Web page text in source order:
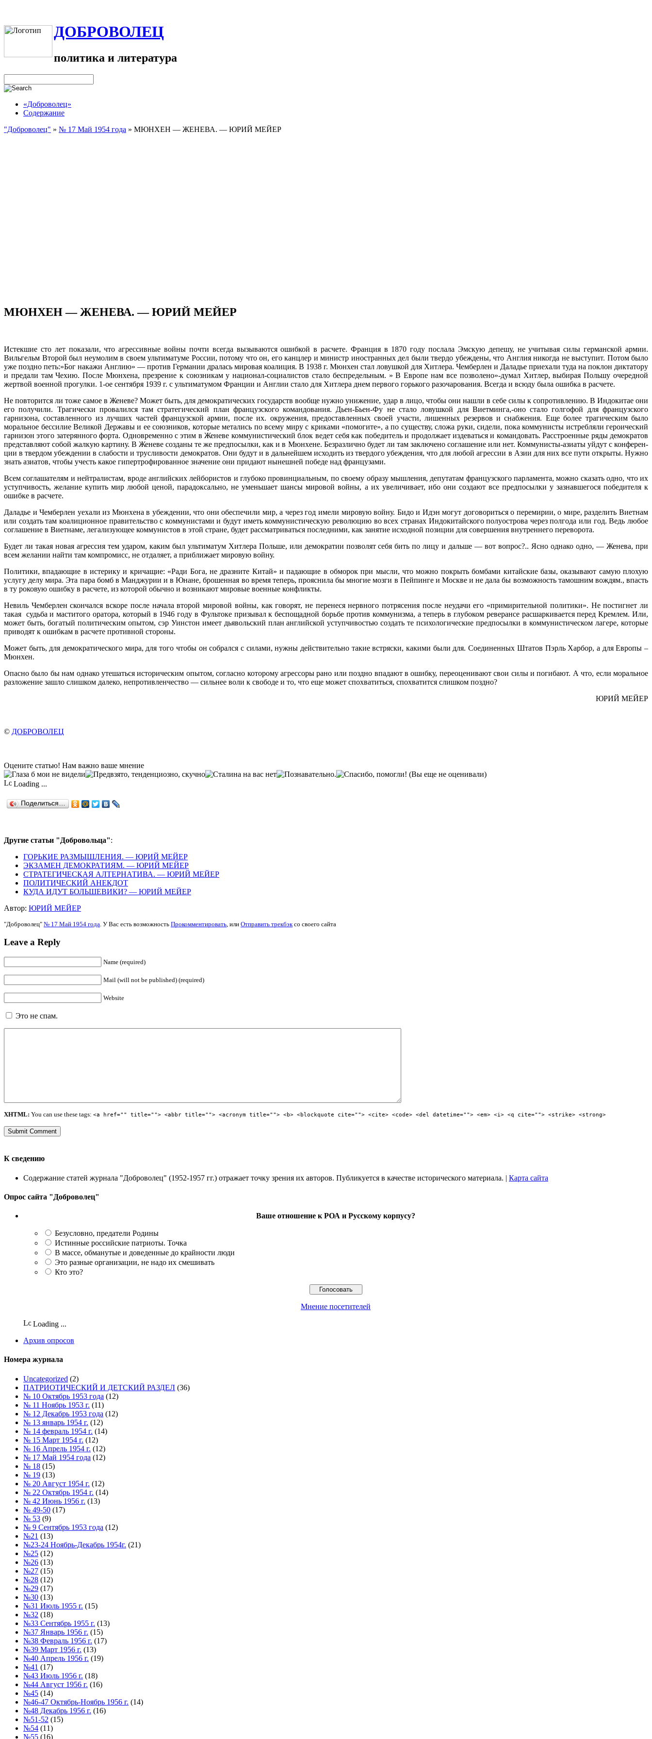
ДОБРОВОЛЕЦ
политика и литература
«Доброволец»
Содержание
"Доброволец" » № 17 Май 1954 года » МЮНХЕН — ЖЕНЕВА. — ЮРИЙ МЕЙЕР
МЮНХЕН — ЖЕНЕВА. — ЮРИЙ МЕЙЕР
Истекшие сто лет показали, что агрессивные войны почти всегда вызы­ваются ошибкой в расчете. Франция в 1870 году послала Эмскую депешу, не учитывая силы германской армии.
Вильгельм Второй был неумолим в своем ультиматуме России, потому что он, его канцлер и министр иностранных дел были твердо убеждены, что Англия никогда не выступит. Потом было
уже поздно петь:»Бог накажи Англию» — против Германии дралась мировая коалиция. В 1938 г. Мюнхен стал ловушкой для Хитлера. Чемберлен и Даладье приехали туда на поклон диктатору
и предали там Чехию. После Мюнхе­на, презрение к союзникам у национал-социалистов стало беспредельным. » В Европе нам все позволено»-думал Хитлер, выбирая Польшу очередной
жертвой военной прогулки. 1-ое сентября 1939 г. с ультиматумом Франции и Англии стало для Хитлера днем первого горького разочарования. Всегда и всюду была ошибка в расчете.
Не повторится ли тоже самое в Женеве? Может быть, для демократичес­ких государств вообще нужно унижение, удар в лицо, чтобы они нашли в себе силы к сопротивлению. В Индокитае они
его получили. Трагически про­валился там стратегический план французского командования. Дьен-Бьен-Фу не стало ловушкой для Виетминга,-оно стало голгофой для французского
гарнизона, составленного из лучших частей французской армии, после их. окружения, предоставленных своей участи, лишенных резервов и снабжения. Еще более трагическим было
моральное бессилие Великой Державы и ее со­юзников, которые метались по всему миру с криками «помогите», а по су­ществу, сложа руки, сидели, пока коммунисты истребляли героический
гар­низон этого затерянного форта. Одновременно с этим в Женеве коммунисти­ческий блок ведет себя как победитель и продолжает издеваться и коман­довать. Расстроенные ряды демократов
представляют собой жалкую картину. В Женеве созданы те же предпосылки, как и в Мюнхене. Безразлично будет ли там заключено соглашение или нет. Коммунисты-азиаты уйдут с конферен­
ции в твердом убеждении в слабости и трусливости демократов. Они будут и в дальнейшем исходить из твердого убеждения, что для любой агрессии в Азии для них все пути открыты. Нужно
знать азиатов, чтобы учесть ка­кое гипертрофированное значение они придают нынешней победе над фран­цузами.
Всем соглашателям и нейтралистам, вроде английских лейбористов и глубоко провинциальным, по своему образу мышления, депутатам французско­го парламента, можно сказать одно, что их
уступчивость, желание купить мир любой ценой, парадоксально, не уменьшает шансы мировой войны, а их увеличивает, ибо они создают все предпосылки у зазнавшегося победителя к
ошибке в расчете.
Даладье и Чемберлен уехали из Мюнхена в убеждении, что они обеспе­чили мир, а через год имели мировую войну. Бидо и Идэн могут договорить­ся о перемирии, о мире, разделить Виетнам
или создать там коалиционное правительство с коммунистами и будут иметь коммунистическую революцию во всех странах Индокитайского полуострова через полгода или год. Ведь любое
соглашение в Виетнаме, легализующее коммунистов в этой стране, будет рассматриваться последними, как занятие исходной позиции для со­вершения внутреннего переворота.
Будет ли такая новая агрессия тем ударом, каким был ультиматум Хит­лера Польше, или демократии позволят себя бить по лицу и дальше — вот вопрос?.. Ясно однако одно, — Женева, при
всем желании найти там компро­мисс, не отдаляет, а приближает мировую войну.
Политики, впадающие в истерику и кричащие: «Ради Бога, не дразните Китай» и падающие в обморок при мысли, что можно покрыть бомбами китай­ские базы, оказывают самую плохую
услугу делу мира. Эта пара бомб в Манджурии и в Юнане, брошенная во время теперь, прояснила бы многие мозги в Пейпинге и Москве и не дала бы возможность тамошним вождям., впасть
в ту роковую ошибку в расчете, из которой обычно и возникают ми­ровые военные конфликты.
Невиль Чемберлен скончался вскоре после начала второй мировой вой­ны, как говорят, не перенеся нервного потрясения после неудачи его «при­мирительной политики». Не постигнет ли
такая судьба и маститого оратора, который в 1946 году в Фультоке призывал к беспощадной борьбе против коммунизма, а теперь в глубоком реверансе расшаркивается перед Кремлем. Или,
может быть, богатый политическим опытом, сэр Уинстон имеет дьявольский план английской уступчивостью создать те психологические предпосылки в коммунистическом лагере, которые
приводят к ошибкам в расчете про­тивной стороны.
Может быть, для демократического мира, для того чтобы он собрался с силами, нужны действительно такие встряски, какими были для. Соединен­ных Штатов Пэрль Харбор, а для Европы –
Мюнхен.
Опасно было бы нам однако утешаться историческим опытом, согласно которому агрессоры рано или поздно впадают в ошибку, переоценивают свои силы и погибают. А что, если моральное
разложение зашло слишком далеко, непротивленчество — сильнее воли к свободе и то, что еще может спохва­титься, спохватится слишком поздно?
ЮРИЙ МЕЙЕР
© ДОБРОВОЛЕЦ
Оцените статью! Нам важно ваше мнение
(Вы еще не оценивали)
Loading ...
Поделиться…
Другие статьи "Добровольца":
ГОРЬКИЕ РАЗМЫШЛЕНИЯ. — ЮРИЙ МЕЙЕР
ЭКЗАМЕН ДЕМОКРАТИЯМ. — ЮРИЙ МЕЙЕР
СТРАТЕГИЧЕСКАЯ АЛТЕРНАТИВА. — ЮРИЙ МЕЙЕР
ПОЛИТИЧЕСКИЙ АНЕКДОТ
КУДА ИДУТ БОЛЬШЕВИКИ? — ЮРИЙ МЕЙЕР
Автор: ЮРИЙ МЕЙЕР
"Доброволец" № 17 Май 1954 года . У Вас есть возможность Прокомментировать , или Отправить трекбэк со своего сайта
Leave a Reply
Name (required)
Mail (will not be published) (required)
Website
Это не спам.
XHTML: You can use these tags: <a href="" title=""> <abbr title=""> <acronym title=""> <b> <blockquote cite=""> <cite> <code> <del datetime=""> <em> <i> <q cite=""> <strike> <strong>
К сведению
Содержание статей журнала "Доброволец" (1952-1957 гг.) отражает точку зрения их авторов. Публикуется в качестве исторического материала. | Карта сайта
Опрос сайта "Доброволец"
Ваше отношение к РОА и Русскому корпусу?
Безусловно, предатели Родины
Истинные российские патриоты. Точка
В массе, обманутые и доведенные до крайности люди
Это разные организации, не надо их смешивать
Кто это?
Мнение посетителей
Loading ...
Архив опросов
Номера журнала
Uncategorized (2)
ПАТРИОТИЧЕСКИЙ И ДЕТСКИЙ РАЗДЕЛ (36)
№ 10 Октябрь 1953 года (12)
№ 11 Ноябрь 1953 г. (11)
№ 12 Декабрь 1953 года (12)
№ 13 январь 1954 г. (12)
№ 14 февраль 1954 г. (14)
№ 15 Март 1954 г. (12)
№ 16 Апрель 1954 г. (12)
№ 17 Май 1954 года (12)
№ 18 (15)
№ 19 (13)
№ 20 Август 1954 г. (12)
№ 22 Октябрь 1954 г. (14)
№ 42 Июнь 1956 г. (13)
№ 49-50 (17)
№ 53 (9)
№ 9 Сентябрь 1953 года (12)
№21 (13)
№23-24 Ноябрь-Декабрь 1954г. (21)
№25 (12)
№26 (13)
№27 (15)
№28 (12)
№29 (17)
№30 (13)
№31 Июль 1955 г. (15)
№32 (18)
№33 Сентябрь 1955 г. (13)
№37 Январь 1956 г. (15)
№38 Февраль 1956 г. (17)
№39 Март 1956 г. (13)
№40 Апрель 1956 г. (19)
№41 (17)
№43 Июль 1956 г. (18)
№44 Август 1956 г. (16)
№45 (14)
№46-47 Октябрь-Ноябрь 1956 г. (14)
№48 Декабрь 1956 г. (16)
№51-52 (15)
№54 (11)
№55 (16)